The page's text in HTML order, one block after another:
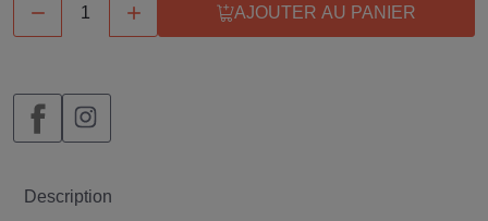
  AJOUTER AU PANIER
Description